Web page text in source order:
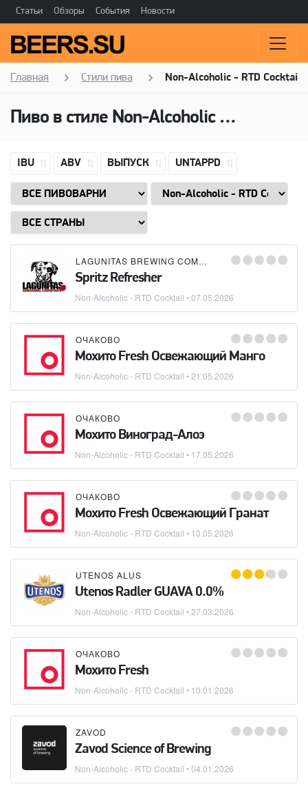
Статьи Обзоры События Новости
Главная Стили пива Non-Alcoholic - RTD Cocktail
Пиво в стиле Non-Alcoholic - RTD Cocktail
IBU ABV ВЫПУСК UNTAPPD
LAGUNITAS BREWING COMPANY
Spritz Refresher
Non-Alcoholic - RTD Cocktail •07.05.2026
ОЧАКОВО
Мохито Fresh Освежающий Манго
Non-Alcoholic - RTD Cocktail •21.05.2026
ОЧАКОВО
Мохито Виноград-Алоэ
Non-Alcoholic - RTD Cocktail • 17.05.2026
ОЧАКОВО
Мохито Fresh Освежающий Гранат
Non-Alcoholic - RTD Cocktail • 10.05.2026
UTENOS ALUS
Utenos Radler GUAVA 0.0%
Non-Alcoholic - RTD Cocktail •27.03.2026
ОЧАКОВО
Мохито Fresh
Non-Alcoholic - RTD Cocktail • 10.01.2026
ZAVOD
Zavod Science of Brewing
Non-Alcoholic - RTD Cocktail •04.01.2026